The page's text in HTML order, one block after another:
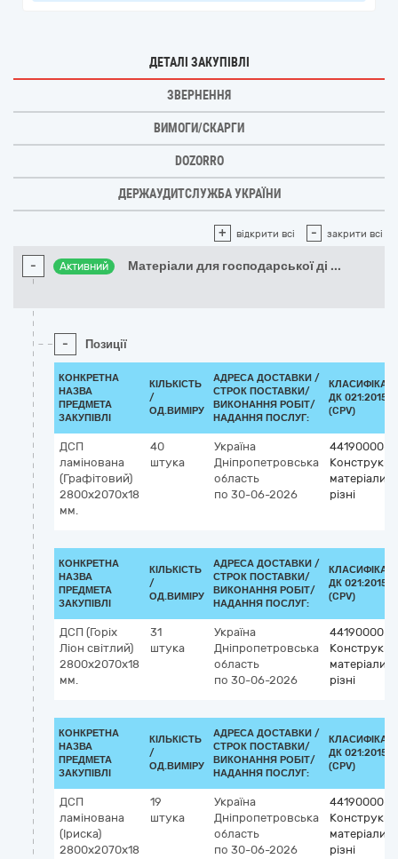
ДЕТАЛІ ЗАКУПІВЛІ
ЗВЕРНЕННЯ
ВИМОГИ/СКАРГИ
DOZORRO
ДЕРЖАУДИТСЛУЖБА УКРАЇНИ
+ відкрити всі - закрити всі
- Активний Матеріали для господарської ді ...
- Позиції
КОНКРЕТНА
НАЗВА
ПРЕДМЕТА
ЗАКУПІВЛІ
КІЛЬКІСТЬ
/
ОД.ВИМІРУ
АДРЕСА ДОСТАВКИ /
СТРОК ПОСТАВКИ/
ВИКОНАННЯ РОБІТ/
НАДАННЯ ПОСЛУГ:
ДК 021:2015
(CPV)
ДСП
ламінована
(Графітовий)
2800х2070х18
мм.
40
штука
Україна
Дніпропетровська
область
по 30-06-2026
44190000-8
матеріали
різні
КОНКРЕТНА
НАЗВА
ПРЕДМЕТА
ЗАКУПІВЛІ
КІЛЬКІСТЬ
/
ОД.ВИМІРУ
АДРЕСА ДОСТАВКИ /
СТРОК ПОСТАВКИ/
ВИКОНАННЯ РОБІТ/
НАДАННЯ ПОСЛУГ:
ДК 021:2015
(CPV)
ДСП (Горіх
Ліон світлий)
2800х2070х18
мм.
31
штука
Україна
Дніпропетровська
область
по 30-06-2026
44190000-8
матеріали
різні
КОНКРЕТНА
НАЗВА
ПРЕДМЕТА
ЗАКУПІВЛІ
КІЛЬКІСТЬ
/
ОД.ВИМІРУ
АДРЕСА ДОСТАВКИ /
СТРОК ПОСТАВКИ/
ВИКОНАННЯ РОБІТ/
НАДАННЯ ПОСЛУГ:
ДК 021:2015
(CPV)
ДСП
ламінована
(Іриска)
2800х2070х18
19
штука
Україна
Дніпропетровська
область
по 30-06-2026
44190000-8
матеріали
різні